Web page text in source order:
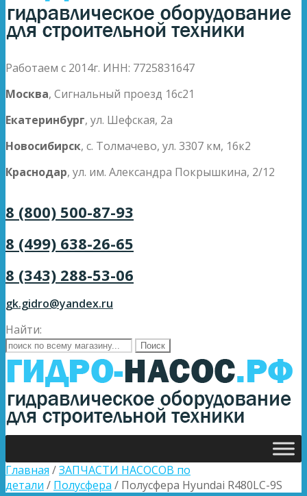
Работаем с 2014г. ИНН: 7725831647
Москва, Сигнальный проезд 16с21
Екатеринбург, ул. Шефская, 2а
Новосибирск, с. Толмачево, ул. 3307 км, 16к2
Краснодар, ул. им. Александра Покрышкина, 2/12
8 (800) 500-87-93
8 (499) 638-26-65
8 (343) 288-53-06
gk.gidro@yandex.ru
Найти:
Главная /ЗАПЧАСТИ НАСОСОВ по
детали / Полусфера / Полусфера Hyundai R480LC-9S